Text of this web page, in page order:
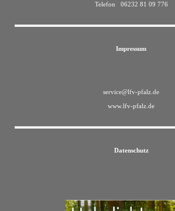
Telefon 06232 81 09 776
Impressum
service@lfv-pfalz.de
www.lfv-pfalz.de
Datenschutz